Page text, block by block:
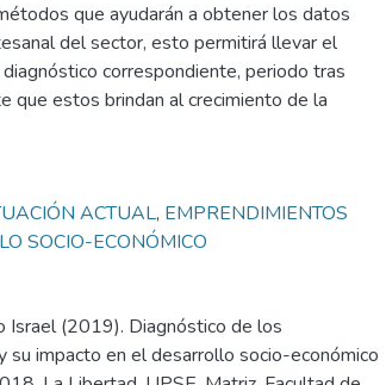
que ayudarán a obtener los datos
del sector, esto permitirá llevar el
correspondiente, periodo tras
que estos brindan al crecimiento de la
ACTUAL, EMPRENDIMIENTOS
SOCIO-ECONÓMICO
Israel (2019). Diagnóstico de los
su impacto en el desarrollo socio-económico